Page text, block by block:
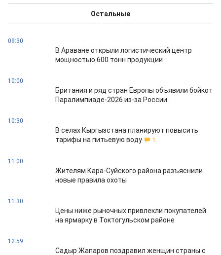
Остальные
09:30
В Араване открыли логистический центр
мощностью 600 тонн продукции
10:00
Британия и ряд стран Европы объявили бойкот
Паралимпиаде-2026 из-за России
10:30
В селах Кыргызстана планируют повысить
тарифы на питьевую воду
1
11:00
Жителям Кара-Суйского района разъяснили
новые правила охоты
11:30
Цены ниже рыночных привлекли покупателей
на ярмарку в Токтогульском районе
12:59
Садыр Жапаров поздравил женщин страны с